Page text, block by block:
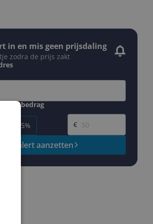
in en mis geen prijsdaling
zodra de prijs zakt
of bedrag
-15%
Gewenste prijs
€
Prijsalert aanzetten